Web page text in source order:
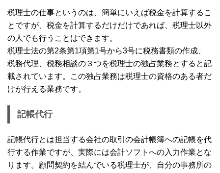
税理士の仕事というのは、簡単にいえば税金を計算するこ
とですが、税金を計算するだけだけであれば、税理士以外
の人でも行うことはできます。
税理士法の第2条第1項第1号から3号に税務書類の作成、
税務代理、税務相談の３つを税理士の独占業務とすると記
載されています。この独占業務は税理士の資格のある者だ
けが行える業務です。
記帳代行
記帳代行とは担当する会社の取引の会計帳簿への記帳を代
行する作業ですが、実際には会計ソフトへの入力作業とな
ります。顧問契約を結んでいる税理士が、自分の事務所の